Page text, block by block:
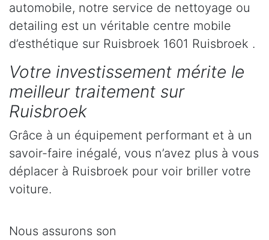
automobile, notre service de nettoyage ou
detailing est un véritable centre mobile
d’esthétique sur Ruisbroek 1601 Ruisbroek .
Votre investissement mérite le
meilleur traitement sur
Ruisbroek
Grâce à un équipement performant et à un
savoir-faire inégalé, vous n’avez plus à vous
déplacer à Ruisbroek pour voir briller votre
voiture.
Nous assurons son